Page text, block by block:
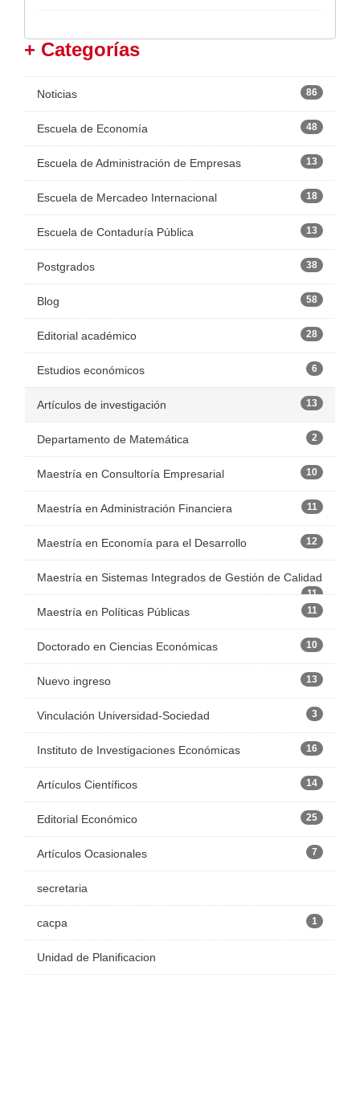
+ Categorías
Noticias 86
Escuela de Economía 48
Escuela de Administración de Empresas 13
Escuela de Mercadeo Internacional 18
Escuela de Contaduría Pública 13
Postgrados 38
Blog 58
Editorial académico 28
Estudios económicos 6
Artículos de investigación 13
Departamento de Matemática 2
Maestría en Consultoría Empresarial 10
Maestría en Administración Financiera 11
Maestría en Economía para el Desarrollo 12
Maestría en Sistemas Integrados de Gestión de Calidad
11
Maestría en Políticas Públicas 11
Doctorado en Ciencias Económicas 10
Nuevo ingreso 13
Vinculación Universidad-Sociedad 3
Instituto de Investigaciones Económicas 16
Artículos Científicos 14
Editorial Económico 25
Artículos Ocasionales 7
secretaria
cacpa 1
Unidad de Planificacion